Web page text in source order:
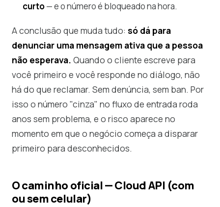
curto— e o número é bloqueado na hora.
A conclusão que muda tudo: só dá para
denunciar uma mensagem ativa que a pessoa
não esperava. Quando o cliente escreve para
você primeiro e você responde no diálogo, não
há do que reclamar. Sem denúncia, sem ban. Por
isso o número "cinza" no fluxo de entrada roda
anos sem problema, e o risco aparece no
momento em que o negócio começa a disparar
primeiro para desconhecidos.
O caminho oficial — Cloud API (com
ou sem celular)